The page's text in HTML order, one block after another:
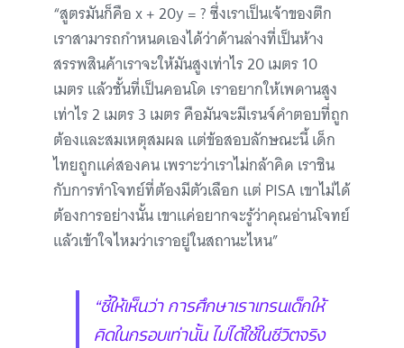
“สูตรมันก็คือ x + 20y = ? ซึ่งเราเป็นเจ้าของตึก
เราสามารถกำหนดเองได้ว่าด้านล่างที่เป็นห้าง
สรรพสินค้าเราจะให้มันสูงเท่าไร 20 เมตร 10
เมตร แล้วชั้นที่เป็นคอนโด เราอยากให้เพดานสูง
เท่าไร 2 เมตร 3 เมตร คือมันจะมีเรนจ์คำตอบที่ถูก
ต้องและสมเหตุสมผล แต่ข้อสอบลักษณะนี้ เด็ก
ไทยถูกแค่สองคน เพราะว่าเราไม่กล้าคิด เราชิน
กับการทำโจทย์ที่ต้องมีตัวเลือก แต่ PISA เขาไม่ได้
ต้องการอย่างนั้น เขาแค่อยากจะรู้ว่าคุณอ่านโจทย์
แล้วเข้าใจไหมว่าเราอยู่ในสถานะไหน”
“ชี้ให้เห็นว่า การศึกษาเราเทรนเด็กให้
คิดในกรอบเท่านั้น ไม่ได้ใช้ในชีวิตจริง